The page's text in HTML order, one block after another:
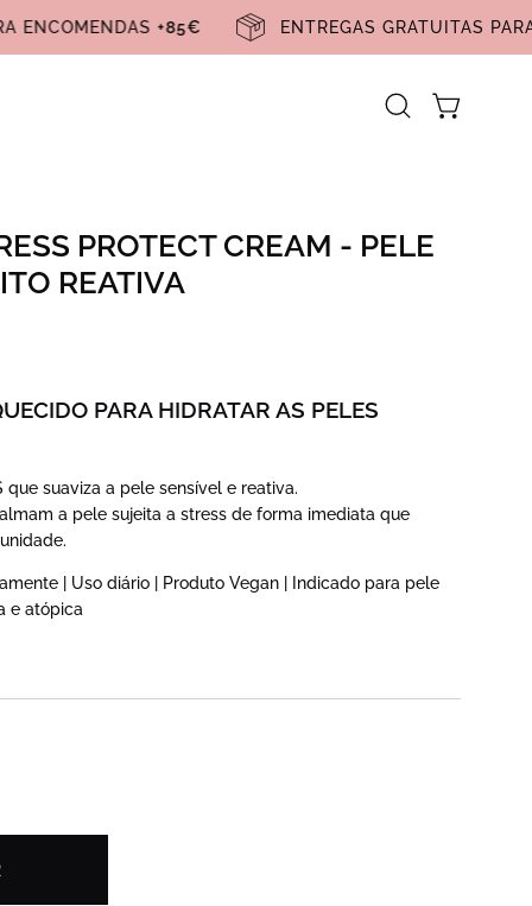
ENCOMENDAS+85€ ENTREGAS GRATUITAS
Abra
pesquisa
Carrinho
PROTECT CREAM - PELE
REATIVA
PARA HIDRATAR AS PELES
suaviza a pele sensível e reativa.
a pele sujeita a stress de forma imediata que
| Uso diário | Produto Vegan | Indicado para pele
e atópica